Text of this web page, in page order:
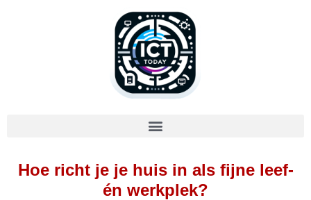
Hoe richt je je huis in als fijne leef-
én werkplek?